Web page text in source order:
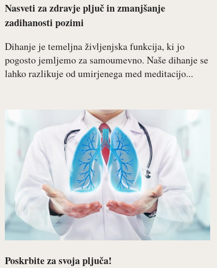
Nasveti za zdravje pljuč in zmanjšanje
zadihanosti pozimi
Dihanje je temeljna življenjska funkcija, ki jo
pogosto jemljemo za samoumevno. Naše dihanje se
lahko razlikuje od umirjenega med meditacijo...
Poskrbite za svoja pljuča!